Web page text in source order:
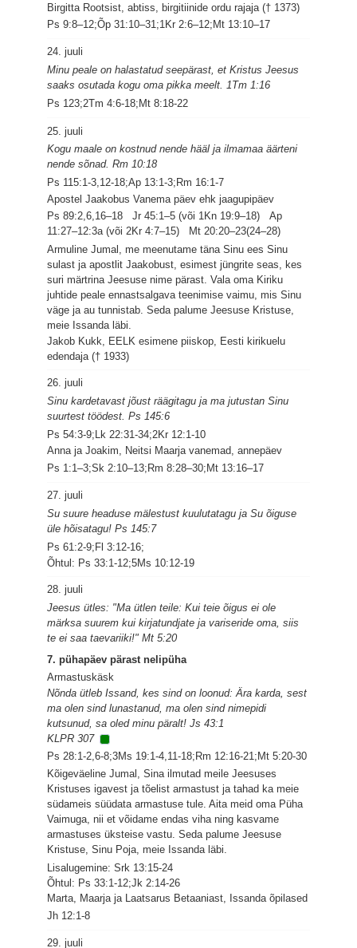
Birgitta Rootsist, abtiss, birgitiinide ordu rajaja († 1373)
Ps 9:8–12;Õp 31:10–31;1Kr 2:6–12;Mt 13:10–17
24. juuli
Minu peale on halastatud seepärast, et Kristus Jeesus
saaks osutada kogu oma pikka meelt. 1Tm 1:16
Ps 123;2Tm 4:6-18;Mt 8:18-22
25. juuli
Kogu maale on kostnud nende hääl ja ilmamaa äärteni
nende sõnad. Rm 10:18
Ps 115:1-3,12-18;Ap 13:1-3;Rm 16:1-7
Apostel Jaakobus Vanema päev ehk jaagupipäev
Ps 89:2,6,16–18 Jr 45:1–5 (või 1Kn 19:9–18) Ap
11:27–12:3a (või 2Kr 4:7–15) Mt 20:20–23(24–28)
Armuline Jumal, me meenutame täna Sinu ees Sinu
sulast ja apostlit Jaakobust, esimest jüngrite seas, kes
suri märtrina Jeesuse nime pärast. Vala oma Kiriku
juhtide peale ennastsalgava teenimise vaimu, mis Sinu
väge ja au tunnistab. Seda palume Jeesuse Kristuse,
meie Issanda läbi.
Jakob Kukk, EELK esimene piiskop, Eesti kirikuelu
edendaja († 1933)
26. juuli
Sinu kardetavast jõust räägitagu ja ma jutustan Sinu
suurtest töödest. Ps 145:6
Ps 54:3-9;Lk 22:31-34;2Kr 12:1-10
Anna ja Joakim, Neitsi Maarja vanemad, annepäev
Ps 1:1–3;Sk 2:10–13;Rm 8:28–30;Mt 13:16–17
27. juuli
Su suure headuse mälestust kuulutatagu ja Su õiguse
üle hõisatagu! Ps 145:7
Ps 61:2-9;Fl 3:12-16;
Õhtul: Ps 33:1-12;5Ms 10:12-19
28. juuli
Jeesus ütles: "Ma ütlen teile: Kui teie õigus ei ole
märksa suurem kui kirjatundjate ja variseride oma, siis
te ei saa taevariiki!" Mt 5:20
7. pühapäev pärast nelipüha
Armastuskäsk
Nõnda ütleb Issand, kes sind on loonud: Ära karda, sest
ma olen sind lunastanud, ma olen sind nimepidi
kutsunud, sa oled minu päralt! Js 43:1
KLPR 307
Ps 28:1-2,6-8;3Ms 19:1-4,11-18;Rm 12:16-21;Mt 5:20-30
Kõigeväeline Jumal, Sina ilmutad meile Jeesuses
Kristuses igavest ja tõelist armastust ja tahad ka meie
südameis süüdata armastuse tule. Aita meid oma Püha
Vaimuga, nii et võidame endas viha ning kasvame
armastuses üksteise vastu. Seda palume Jeesuse
Kristuse, Sinu Poja, meie Issanda läbi.
Lisalugemine: Srk 13:15-24
Õhtul: Ps 33:1-12;Jk 2:14-26
Marta, Maarja ja Laatsarus Betaaniast, Issanda õpilased
Jh 12:1-8
29. juuli